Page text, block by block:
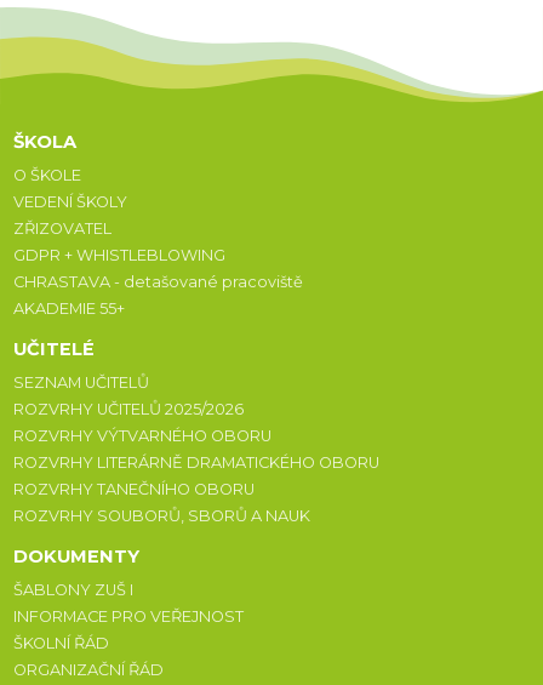
ŠKOLA
O ŠKOLE
VEDENÍ ŠKOLY
ZŘIZOVATEL
GDPR + WHISTLEBLOWING
CHRASTAVA - detašované pracoviště
AKADEMIE 55+
UČITELÉ
SEZNAM UČITELŮ
ROZVRHY UČITELŮ 2025/2026
ROZVRHY VÝTVARNÉHO OBORU
ROZVRHY LITERÁRNĚ DRAMATICKÉHO OBORU
ROZVRHY TANEČNÍHO OBORU
ROZVRHY SOUBORŮ, SBORŮ A NAUK
DOKUMENTY
ŠABLONY ZUŠ I
INFORMACE PRO VEŘEJNOST
ŠKOLNÍ ŘÁD
ORGANIZAČNÍ ŘÁD